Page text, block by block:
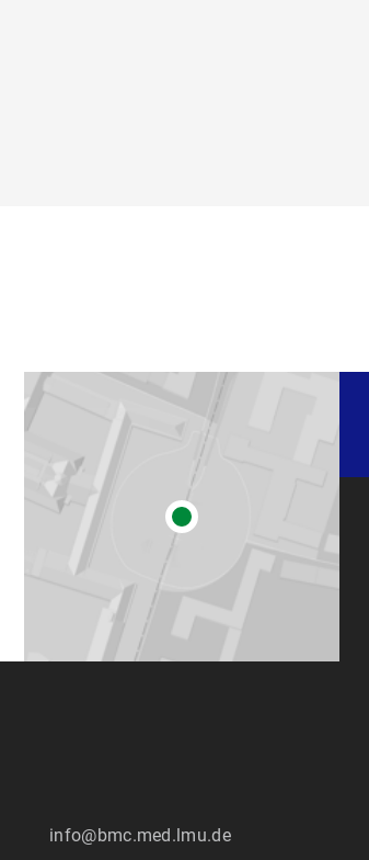
info@bmc.med.lmu.de